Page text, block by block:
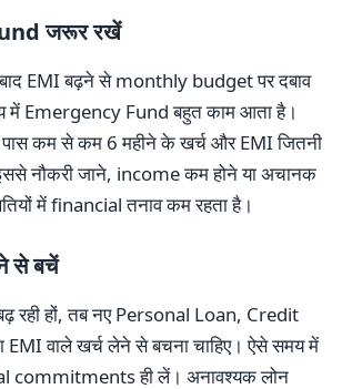
जरूर रखें
EMI बढ़ने से monthly budget पर दबाव
Emergency Fund बहुत काम आता है।
कम से कम 6 महीने के खर्च और EMI जितनी
नौकरी जाने, income कम होने या अचानक
में financial तनाव कम रहता है।
से बचें
रही हों, तब नए Personal Loan, Credit
EMI वाले खर्च लेने से बचना चाहिए। ऐसे समय में
commitments ही लें। अनावश्यक लोन